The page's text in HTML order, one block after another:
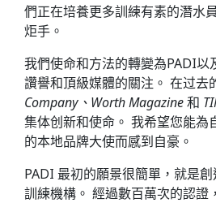
們正在培養更多訓練有素的潛水
炬手。
我們使命和方法的轉變為PADI以
讚譽和頂級媒體的關注。 在过去
Company、Worth Magazine和
集体创新和使命。 我希望您能為
的本地品牌大使而感到自豪。
PADI 最初的願景很簡單，就是
訓練機構。 經過數百萬次的認證